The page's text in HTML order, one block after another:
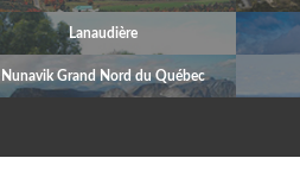
Lanaudière
Nunavik Grand Nord du Québec